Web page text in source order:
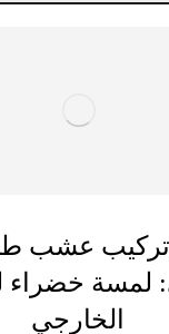
عشب
لمسة
الخارجي